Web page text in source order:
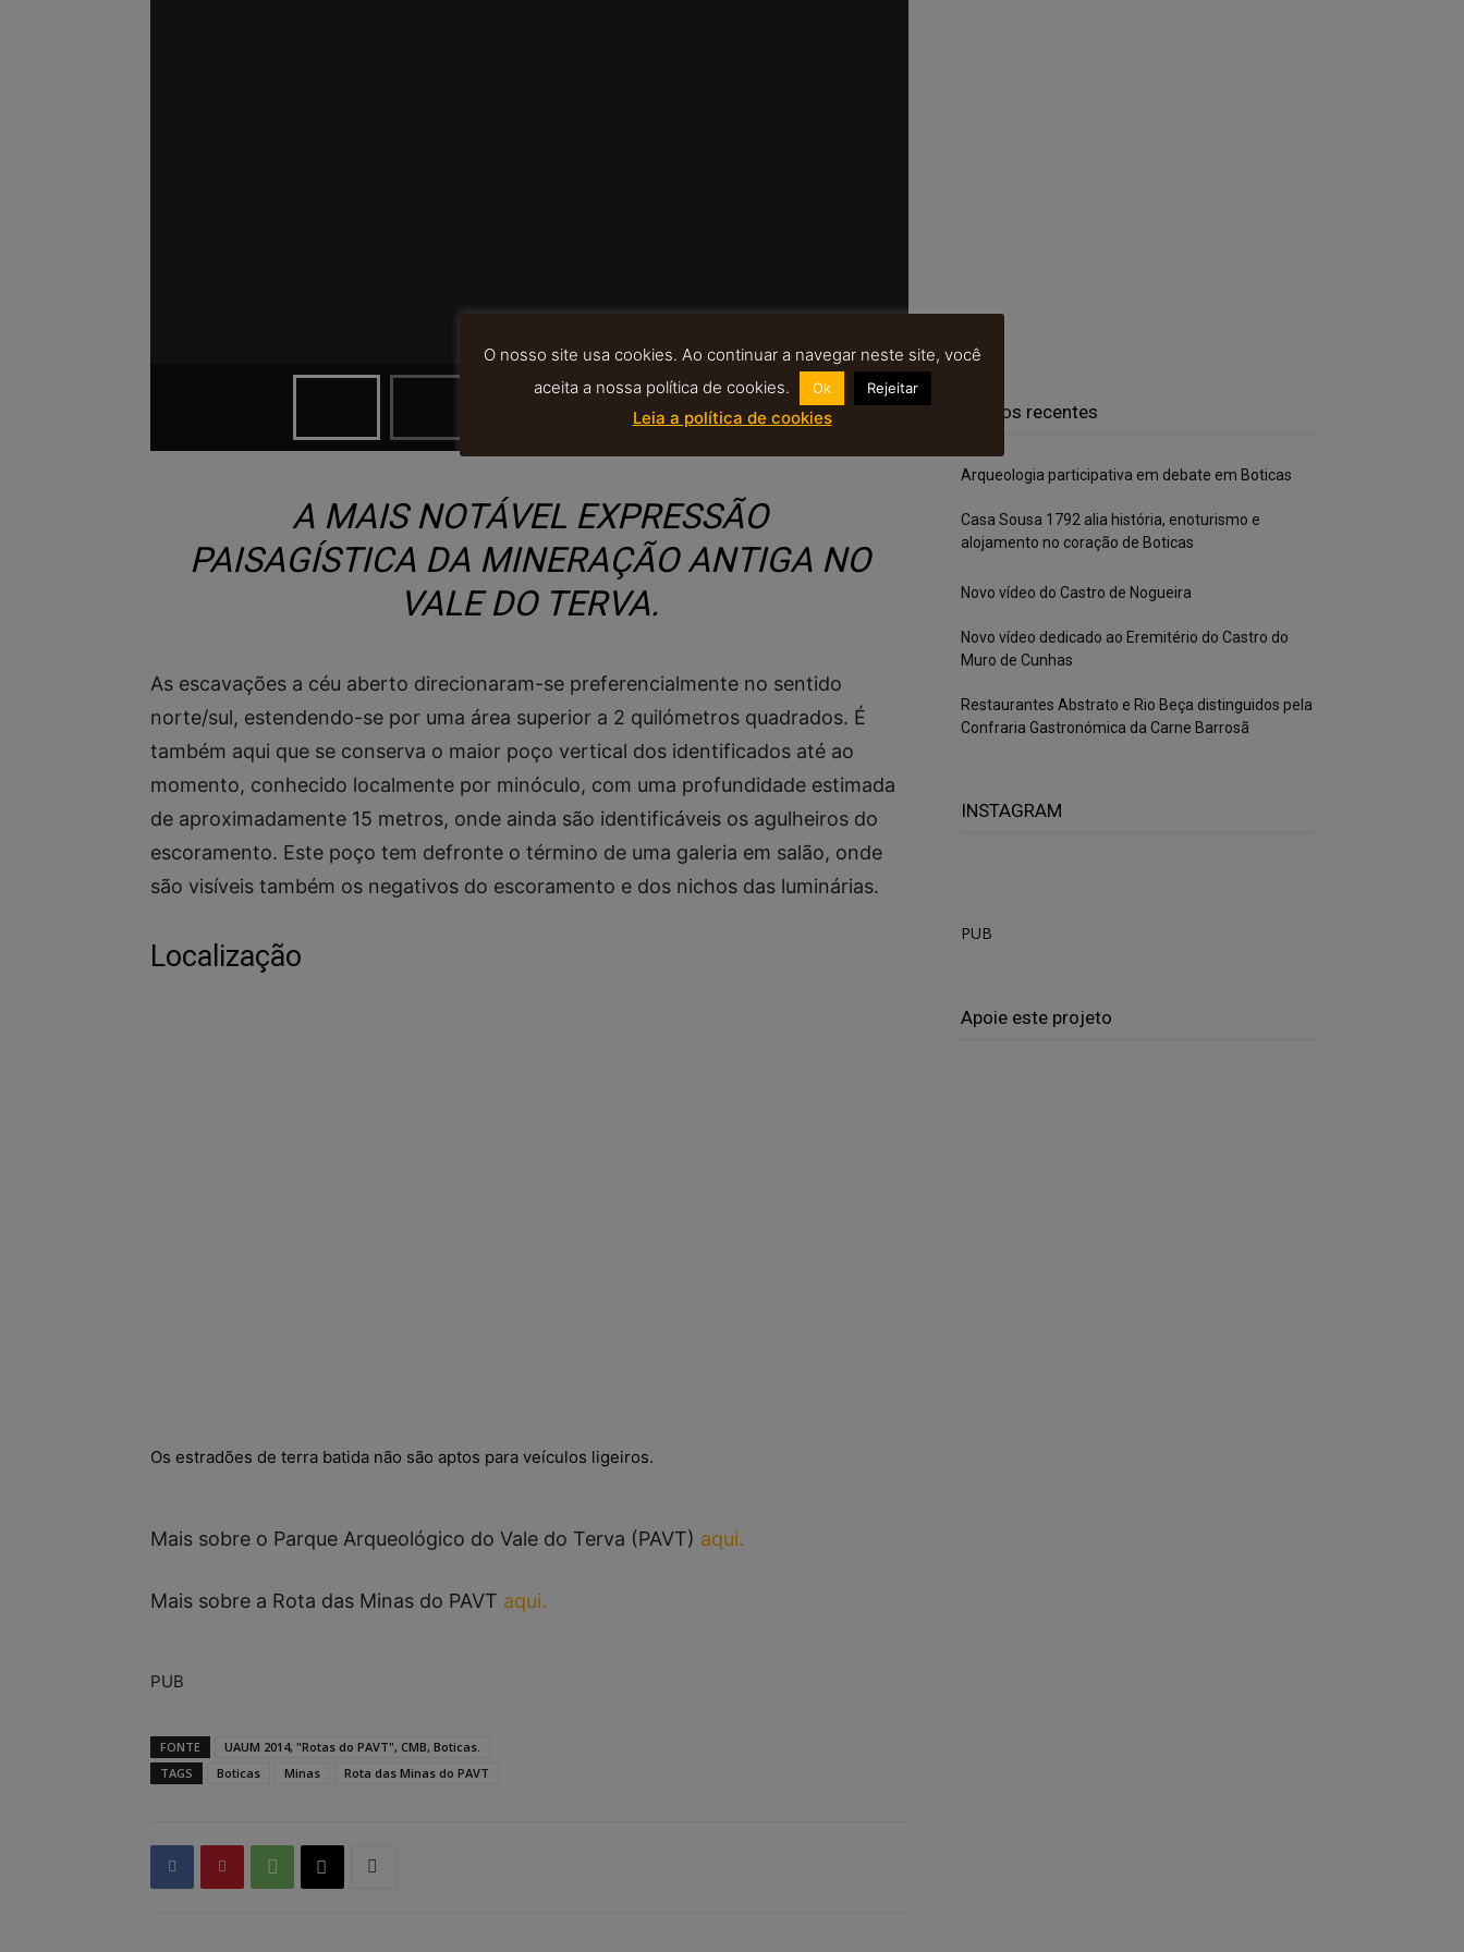
Minas do Limarinho.
A MAIS NOTÁVEL EXPRESSÃO
PAISAGÍSTICA DA MINERAÇÃO ANTIGA NO
VALE DO TERVA.
As escavações a céu aberto direcionaram-se preferencialmente no sentido
norte/sul, estendendo-se por uma área superior a 2 quilómetros quadrados. É
também aqui que se conserva o maior poço vertical dos identificados até ao
momento, conhecido localmente por minóculo, com uma profundidade estimada
de aproximadamente 15 metros, onde ainda são identificáveis os agulheiros do
escoramento. Este poço tem defronte o término de uma galeria em salão, onde
são visíveis também os negativos do escoramento e dos nichos das luminárias.
Localização
Os estradões de terra batida não são aptos para veículos ligeiros.
Mais sobre o Parque Arqueológico do Vale do Terva (PAVT) aqui.
Mais sobre a Rota das Minas do PAVT aqui.
PUB
FONTE
UAUM 2014, "Rotas do PAVT", CMB, Boticas.
TAGS
Boticas Minas Rota das Minas do PAVT
Artigos recentes
Arqueologia participativa em debate em Boticas
Casa Sousa 1792 alia história, enoturismo e
alojamento no coração de Boticas
Novo vídeo do Castro de Nogueira
Novo vídeo dedicado ao Eremitério do Castro do
Muro de Cunhas
Restaurantes Abstrato e Rio Beça distinguidos pela
Confraria Gastronómica da Carne Barrosã
INSTAGRAM
PUB
Apoie este projeto
O nosso site usa cookies. Ao continuar a navegar neste site, você
aceita a nossa política de cookies.
Ok Rejeitar
Leia a política de cookies